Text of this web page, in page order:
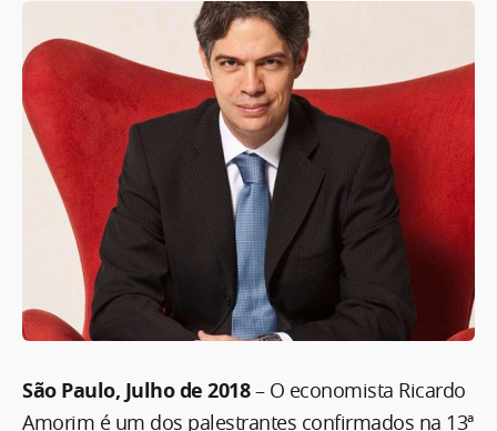
São Paulo, Julho de 2018– O economista Ricardo
Amorim é um dos palestrantes confirmados na 13ª